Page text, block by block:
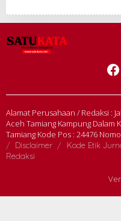
Alamat Perusahaan / Redaksi :
Aceh Tamiang Kampung Dalam
Tamiang Kode Pos : 24476
Disclaimer Kode Etik
Redaksi